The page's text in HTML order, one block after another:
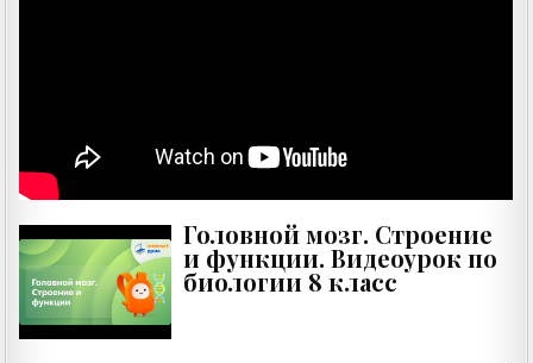
Головной мозг. Строение
и функции. Видеоурок по
биологии 8 класс